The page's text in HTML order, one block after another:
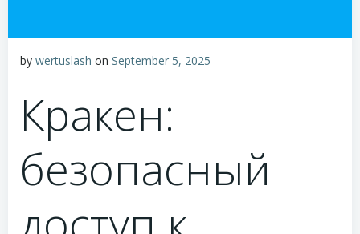
by wertuslash on September 5, 2025
Кракен:
безопасный